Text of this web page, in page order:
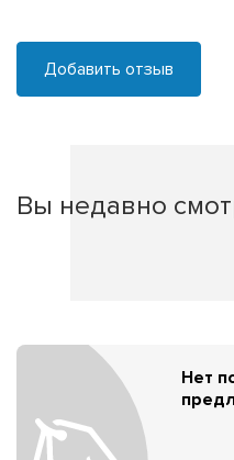
Добавить отзыв
Вы недавно
Нет